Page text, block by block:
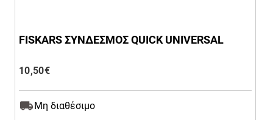
FISKARS ΣΥΝΔΕΣΜΟΣ QUICK UNIVERSAL
10,50€
Μη διαθέσιμο